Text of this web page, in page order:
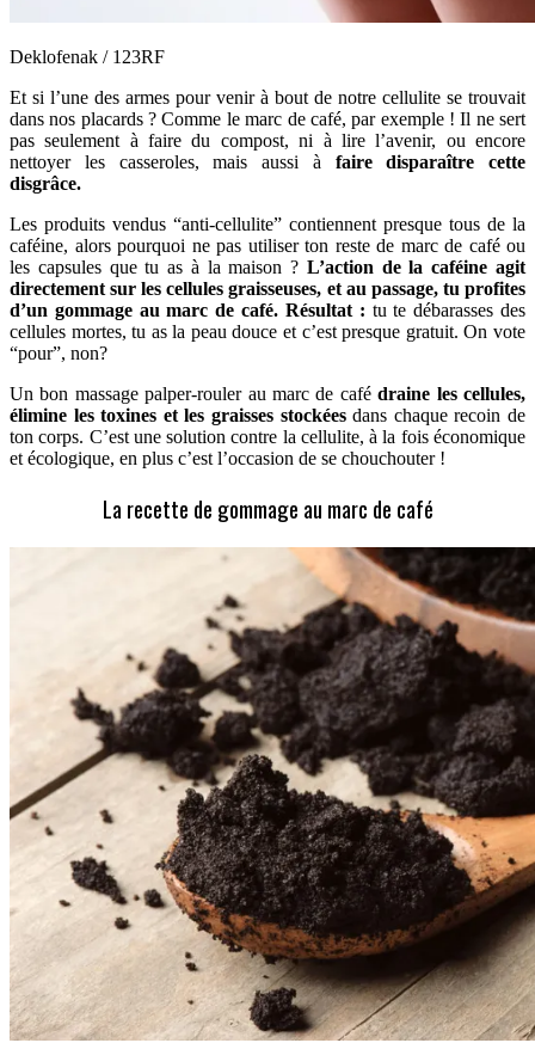
Deklofenak / 123RF
Et si l’une des armes pour venir à bout de notre cellulite se trouvait
dans nos placards ? Comme le marc de café, par exemple ! Il ne sert
pas seulement à faire du compost, ni à lire l’avenir, ou encore
nettoyer les casseroles, mais aussi à faire disparaître cette
disgrâce.
Les produits vendus “anti-cellulite” contiennent presque tous de la
caféine, alors pourquoi ne pas utiliser ton reste de marc de café ou
les capsules que tu as à la maison ? L’action de la caféine agit
directement sur les cellules graisseuses, et au passage, tu profites
d’un gommage au marc de café. Résultat : tu te débarasses des
cellules mortes, tu as la peau douce et c’est presque gratuit. On vote
“pour”, non?
Un bon massage palper-rouler au marc de cafédraine les cellules,
élimine les toxines et les graisses stockéesdans chaque recoin de
ton corps. C’est une solution contre la cellulite, à la fois économique
et écologique, en plus c’est l’occasion de se chouchouter !
La recette de gommage au marc de café